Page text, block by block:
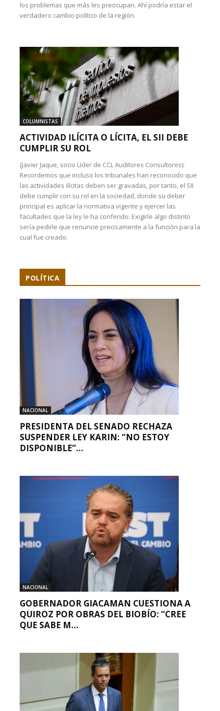
los problemas que más les preocupan. Ahí podría estar el
verdadero cambio político de la región.
COLUMNISTAS
ACTIVIDAD ILÍCITA O LÍCITA, EL SII DEBE
CUMPLIR SU ROL
(Javier Jaque, socio Líder de CCL Auditores Consultores):
Recordemos que incluso los tribunales han reconocido que
las actividades ilícitas deben ser gravadas, por tanto, el SII
debe cumplir con su rol en la sociedad, donde su deber
principal es aplicar la normativa vigente y ejercer las
facultades que la ley le ha conferido. Exigirle algo distinto
sería pedirle que renuncie precisamente a la función para la
cual fue creado.
POLÍTICA
NACIONAL
PRESIDENTA DEL SENADO RECHAZA
SUSPENDER LEY KARIN: “NO ESTOY
DISPONIBLE”...
NACIONAL
GOBERNADOR GIACAMAN CUESTIONA A
QUIROZ POR OBRAS DEL BIOBÍO: “CREE
QUE SABE M...